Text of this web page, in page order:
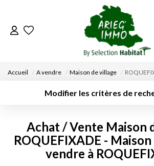
ACCUEIL
DÉPOSEZ VOTRE
Accueil A vendre Maison de village
Modifier les critères de
Sélectionnez...
Type de bien
Surface min
Plus de critères
Achat / Vente Maison
ROQUEFIXADE -
vendre à